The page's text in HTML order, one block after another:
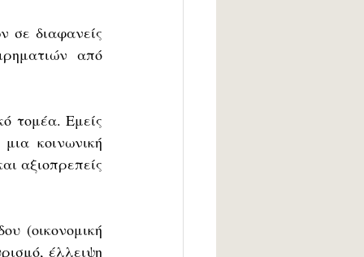
σε διαφανείς
από
τομέα. Εμείς
κοινωνική
αξιοπρεπείς
(οικονομική
έλλειψη